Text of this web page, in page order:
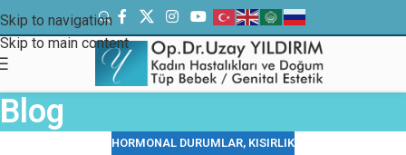
Skip to navigation
Skip to main content
Blog
HORMONAL DURUMLAR, KISIRLIK